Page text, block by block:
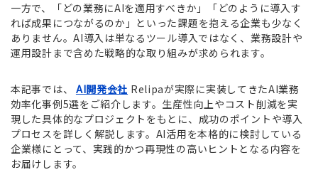
一方で、「どの業務にAIを適用すべきか」「どのように導入す
れば成果につながるのか」といった課題を抱える企業も少なく
ありません。AI導入は単なるツール導入ではなく、業務設計や
運用設計まで含めた戦略的な取り組みが求められます。
本記事では、 AI開発会社 Relipaが実際に実装してきたAI業務
効率化事例5選をご紹介します。生産性向上やコスト削減を実
現した具体的なプロジェクトをもとに、成功のポイントや導入
プロセスを詳しく解説します。AI活用を本格的に検討している
企業様にとって、実践的かつ再現性の高いヒントとなる内容を
お届けします。